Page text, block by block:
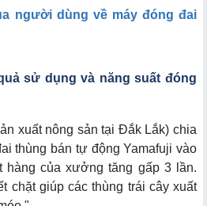
người dùng về máy đóng đai
sử dụng và năng suất đóng
xuất nông sản tại Đắk Lắk) chia
thùng bán tự động Yamafuji vào
hàng của xưởng tăng gấp 3 lần.
chặt giúp các thùng trái cây xuất